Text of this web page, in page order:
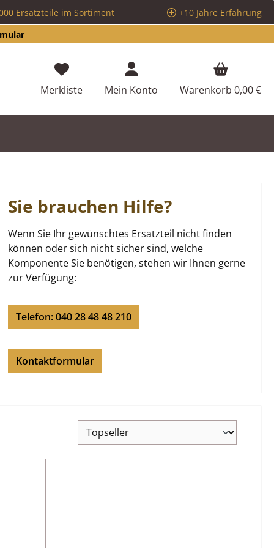
Ersatzteile im Sortiment
+10 Jahre Erfahrung
MerklisteDu hast 0 Produkte auf dem Merkzettel
Mein Konto Warenkorb 0,00 €
Sie brauchen Hilfe?
Wenn Sie Ihr gewünschtes Ersatzteil nicht finden
können oder sich nicht sicher sind, welche
Komponente Sie benötigen, stehen wir Ihnen gerne
zur Verfügung:
Telefon: 040 28 48 48 210
Kontaktformular